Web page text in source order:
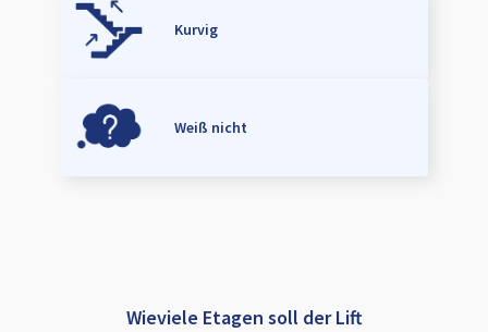
Kurvig
Weiß nicht
Wieviele Etagen soll der Lift